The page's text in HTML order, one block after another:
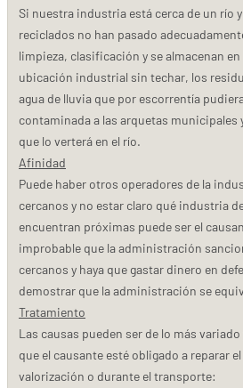
Si nuestra industria está cerca de un río
reciclados no han pasado
limpieza, clasificación y se almacenan en
ubicación industrial sin techar, los
agua de lluvia que por escorrentía
contaminada a las arquetas municipales
que lo verterá en el río.
Afinidad
Puede haber otros operadores de la
cercanos y no estar claro qué industria
encuentran próximas puede ser el
improbable que la administración
cercanos y haya que gastar dinero en
demostrar que la administración se
Tratamiento
Las causas pueden ser de lo más
que el causante esté obligado a reparar
valorización o durante el transporte: